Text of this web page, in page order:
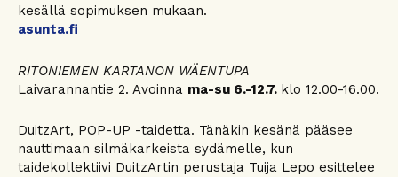
kesällä sopimuksen mukaan.
asunta.fi
RITONIEMEN KARTANON WÄENTUPA
Laivarannantie 2. Avoinna ma-su 6.-12.7. klo 12.00-16.00.
DuitzArt, POP-UP -taidetta. Tänäkin kesänä pääsee
nauttimaan silmäkarkeista sydämelle, kun
taidekollektiivi DuitzArtin perustaja Tuija Lepo esittelee